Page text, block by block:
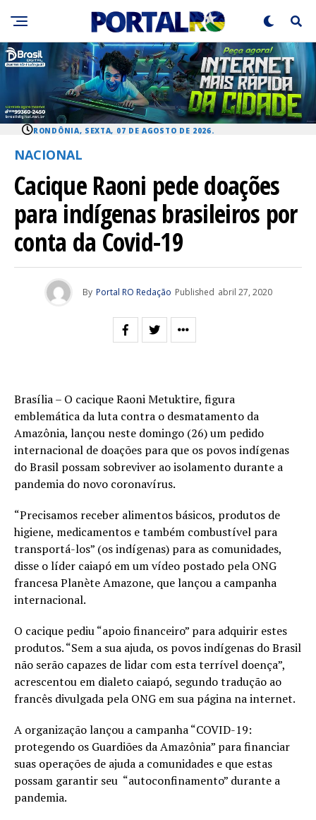
RONDÔNIA, SEXTA, 07 DE AGOSTO DE 2026.
NACIONAL
Cacique Raoni pede doações
para indígenas brasileiros por
conta da Covid-19
By Portal RO Redação Published abril 27, 2020
Brasília – O cacique Raoni Metuktire, figura
emblemática da luta contra o desmatamento da
Amazônia, lançou neste domingo (26) um pedido
internacional de doações para que os povos indígenas
do Brasil possam sobreviver ao isolamento durante a
pandemia do novo coronavírus.
“Precisamos receber alimentos básicos, produtos de
higiene, medicamentos e também combustível para
transportá-los” (os indígenas) para as comunidades,
disse o líder caiapó em um vídeo postado pela ONG
francesa Planète Amazone, que lançou a campanha
internacional.
O cacique pediu “apoio financeiro” para adquirir estes
produtos. “Sem a sua ajuda, os povos indígenas do Brasil
não serão capazes de lidar com esta terrível doença”,
acrescentou em dialeto caiapó, segundo tradução ao
francês divulgada pela ONG em sua página na internet.
A organização lançou a campanha “COVID-19:
protegendo os Guardiões da Amazônia” para financiar
suas operações de ajuda a comunidades e que estas
possam garantir seu “autoconfinamento” durante a
pandemia.